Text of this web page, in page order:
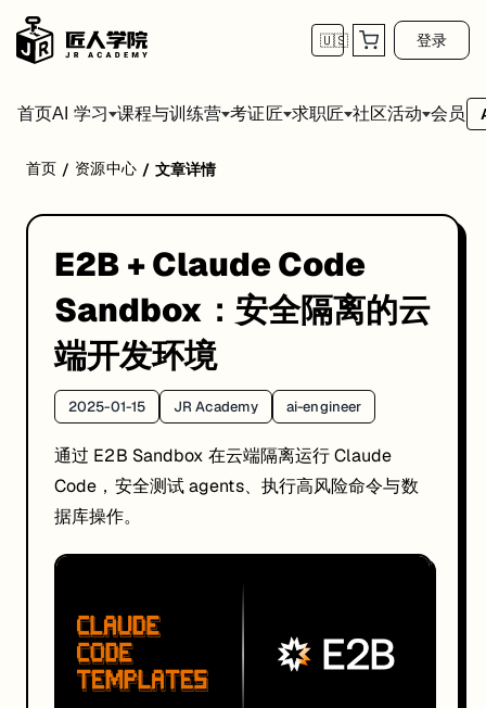
🇺🇸 登录
首页AI 学习 课程与训练营 考证匠 求职匠 社区活动 会员
E2B + Claude Code Sandbox
首页 / 资源中心 / 文章详情
E2B + Claude Code
Sandbox：安全隔离的云
端开发环境
2025-01-15 JR Academy ai-engineer
通过 E2B Sandbox 在云端隔离运行 Claude
Code，安全测试 agents、执行高风险命令与数
据库操作。